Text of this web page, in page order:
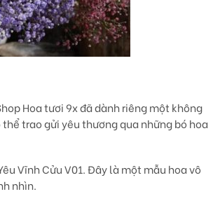
Hoa tươi 9x đã dành riêng một không
trao gửi yêu thương qua những bó hoa
Vĩnh Cửu V01. Đây là một mẫu hoa vô
nhìn.